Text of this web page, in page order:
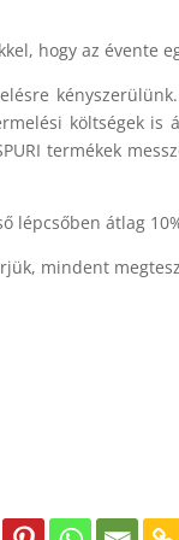
hogy az évente
költségek is
termékek
lépcsőben átlag
mindent